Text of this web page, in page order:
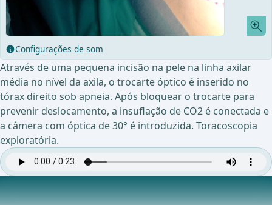
Configurações de som
Através de uma pequena incisão na pele na linha axilar
média no nível da axila, o trocarte óptico é inserido no
tórax direito sob apneia. Após bloquear o trocarte para
prevenir deslocamento, a insuflação de CO2 é conectada e
a câmera com óptica de 30° é introduzida. Toracoscopia
exploratória.
Preparação dos pontos de entrada